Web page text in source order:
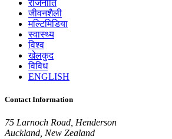
राजनीति
जीवनशैली
मल्टिमिडिया
स्वास्थ्य
विश्व
खेलकुद
विविध
ENGLISH
Contact Information
75 Larnoch Road, Henderson
Auckland, New Zealand